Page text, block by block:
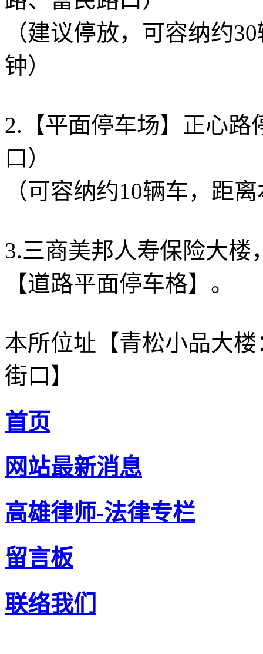
（建议停放，可容纳约
钟）
2.【平面停车场】正心
口）
（可容纳约10辆车，距
3.三商美邦人寿保险大楼
【道路平面停车格】。
本所位址【青松小品大
街口】
首页
网站最新消息
高雄律师-法律专栏
留言板
联络我们